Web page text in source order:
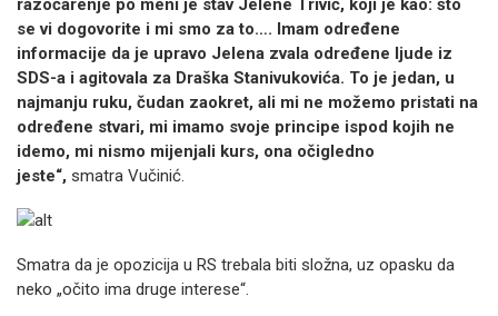
razočarenje po meni je stav Jelene Trivić, koji je kao: što
se vi dogovorite i mi smo za to…. Imam određene
informacije da je upravo Jelena zvala određene ljude iz
SDS-a i agitovala za Draška Stanivukovića. To je jedan, u
najmanju ruku, čudan zaokret, ali mi ne možemo pristati na
određene stvari, mi imamo svoje principe ispod kojih ne
idemo, mi nismo mijenjali kurs, ona očigledno
jeste“, smatra Vučinić.
Smatra da je opozicija u RS trebala biti složna, uz opasku da
neko „očito ima druge interese“.